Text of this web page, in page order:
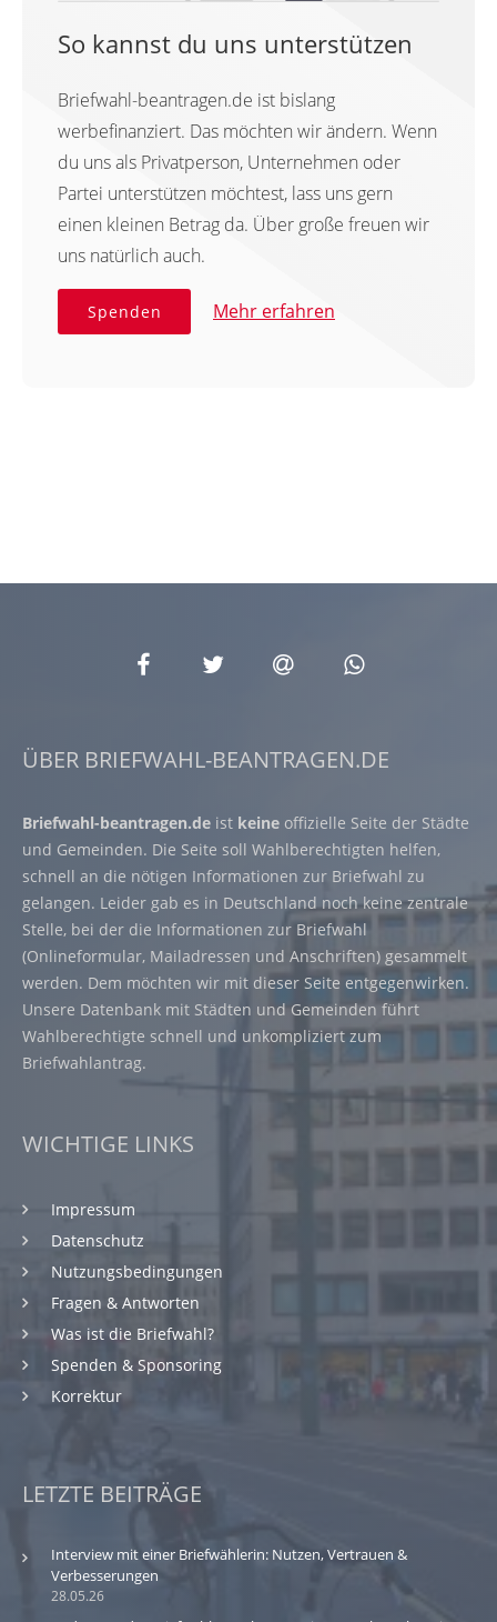
So kannst du uns unterstützen
Briefwahl-beantragen.de ist bislang
werbefinanziert. Das möchten wir ändern. Wenn
du uns als Privatperson, Unternehmen oder
Partei unterstützen möchtest, lass uns gern
einen kleinen Betrag da. Über große freuen wir
uns natürlich auch.
Spenden Mehr erfahren
ÜBER BRIEFWAHL-BEANTRAGEN.DE
Briefwahl-beantragen.de ist keine offizielle Seite der Städte
und Gemeinden. Die Seite soll Wahlberechtigten helfen,
schnell an die nötigen Informationen zur Briefwahl zu
gelangen. Leider gab es in Deutschland noch keine zentrale
Stelle, bei der die Informationen zur Briefwahl
(Onlineformular, Mailadressen und Anschriften) gesammelt
werden. Dem möchten wir mit dieser Seite entgegenwirken.
Unsere Datenbank mit Städten und Gemeinden führt
Wahlberechtigte schnell und unkompliziert zum
Briefwahlantrag.
WICHTIGE LINKS
Impressum
Datenschutz
Nutzungsbedingungen
Fragen & Antworten
Was ist die Briefwahl?
Spenden & Sponsoring
Korrektur
LETZTE BEITRÄGE
28.05.26
Interview mit einer Briefwählerin: Nutzen, Vertrauen &
Verbesserungen